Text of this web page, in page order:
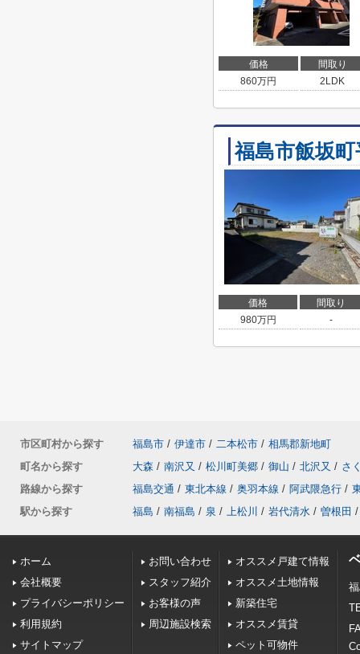
価格
間取り
860万円 2LDK
福島市飯坂
価格
間取り
980万円 -
市区町村から探す 福島市 / 伊達市 / 二本松市 / 相馬郡新地町
町名から探す
大森 / 南沢又 / 松川町美郷 / 御山 / 北沢又 / さ
路線から探す
福島交通 / 東北本線 / 奥羽本線 / 阿武隈急行 /
駅から探す
福島 / 南福島 / 泉 / 上松川 / 岩代清水 / 曽根田 /
ホーム
会社概要
プライバシーポリシー
利用規約
サイトマップ
お問い合わせ
スタッフ紹介
お客様の声
周辺施設検索
オススメ戸建て情報
オススメ土地情報
新築住宅
オススメ賃貸
ペット可物件